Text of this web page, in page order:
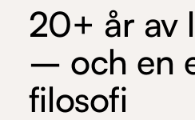
20+ år av
– och en
filosofi